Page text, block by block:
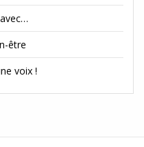
être
voix !